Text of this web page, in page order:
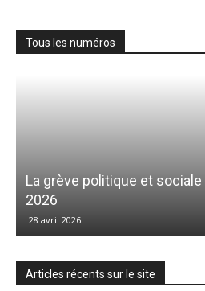
Tous les numéros
La grève politique et
2026
28 avril 2026
Articles récents sur le site